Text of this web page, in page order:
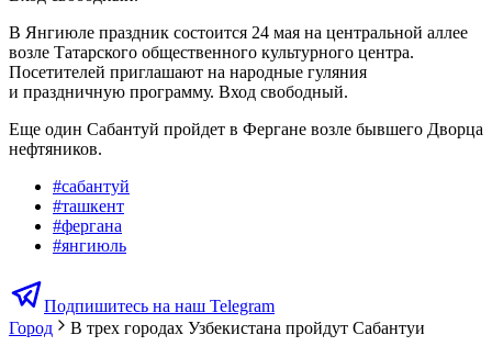
В Янгиюле праздник состоится 24 мая на центральной аллее
возле Татарского общественного культурного центра.
Посетителей приглашают на народные гуляния
и праздничную программу. Вход свободный.
Еще один Сабантуй пройдет в Фергане возле бывшего Дворца
нефтяников.
#сабантуй
#ташкент
#фергана
#янгиюль
Подпишитесь на наш Telegram
Город
В трех городах Узбекистана пройдут Сабантуи